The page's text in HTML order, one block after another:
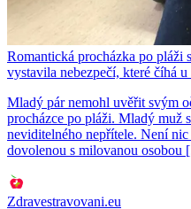
Romantická procházka po pláži
vystavila nebezpečí, které číhá u
Mladý pár nemohl uvěřit svým
procházce po pláži. Mladý muž
neviditelného nepřítele. Není
dovolenou s milovanou osobou
Zdravestravovani.eu